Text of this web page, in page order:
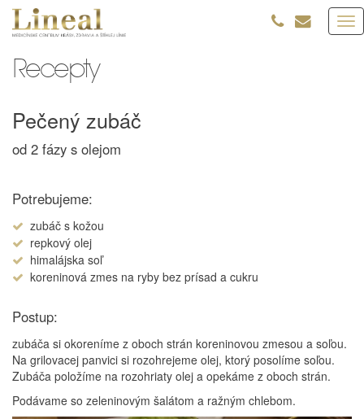
Recepty
Pečený zubáč
od 2 fázy s olejom
Potrebujeme:
zubáč s kožou
repkový olej
himalájska soľ
koreninová zmes na ryby bez prísad a cukru
Postup:
zubáča si okoreníme z oboch strán koreninovou zmesou a soľou.
Na grilovacej panvici si rozohrejeme olej, ktorý posolíme soľou.
Zubáča položíme na rozohriaty olej a opekáme z oboch strán.
Podávame so zeleninovým šalátom a ražným chlebom.